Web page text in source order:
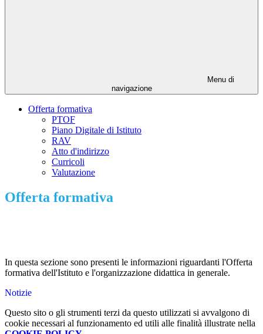
Menu di
navigazione
Offerta formativa
PTOF
Piano Digitale di Istituto
RAV
Atto d'indirizzo
Curricoli
Valutazione
Offerta formativa
In questa sezione sono presenti le informazioni riguardanti l'Offerta
formativa dell'Istituto e l'organizzazione didattica in generale.
Notizie
Questo sito o gli strumenti terzi da questo utilizzati si avvalgono di
cookie necessari al funzionamento ed utili alle finalità illustrate nella